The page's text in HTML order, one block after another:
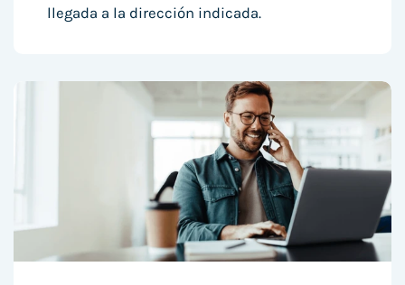
llegada a la dirección indicada.